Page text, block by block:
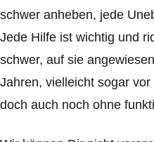
schwer anheben, jede
Jede Hilfe ist wichtig und
schwer, auf sie
Jahren, vielleicht sogar
doch auch noch ohne